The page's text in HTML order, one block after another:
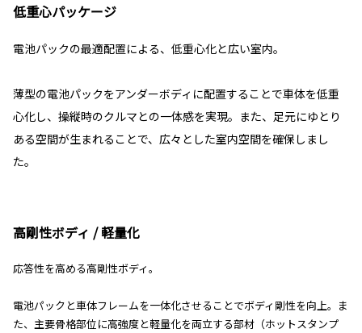
低重心パッケージ
電池パックの最適配置による、低重心化と広い室内。
薄型の電池パックをアンダーボディに配置することで車体を低重
心化し、操縦時のクルマとの一体感を実現。また、足元にゆとり
ある空間が生まれることで、広々とした室内空間を確保しまし
た。
高剛性ボディ / 軽量化
応答性を高める高剛性ボディ。
電池パックと車体フレームを一体化させることでボディ剛性を向上。ま
た、主要骨格部位に高強度と軽量化を両立する部材（ホットスタンプ